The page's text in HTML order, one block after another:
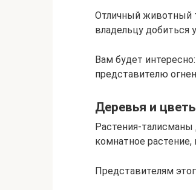
Отличный животный
владельцу добиться
Вам будет
представителю
Деревья и
Растения-
комнатное
Представителям